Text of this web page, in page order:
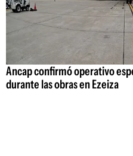
Ancap confirmó operativo
durante las obras en Ezeiza